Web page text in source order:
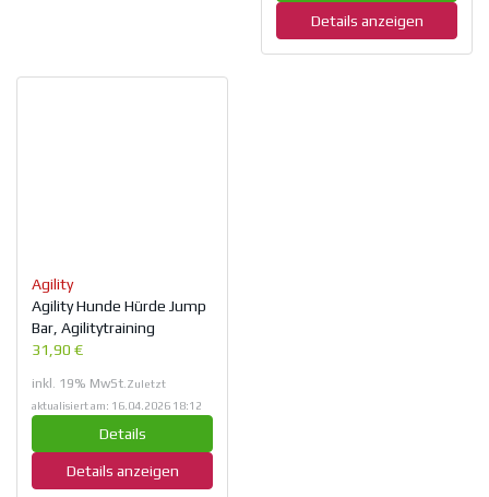
Details anzeigen
Agility
Agility Hunde Hürde Jump
Bar, Agilitytraining
31,90 €
inkl. 19% MwSt.Zuletzt
aktualisiert am: 16.04.2026 18:12
Details
Details anzeigen